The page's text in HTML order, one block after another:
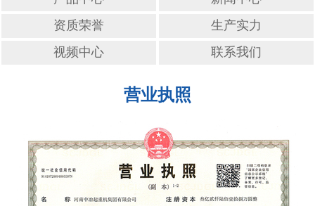
资质荣誉
生产实力
视频中心
联系我们
营业执照